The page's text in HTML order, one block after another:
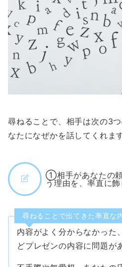
尋ねることで、相手は次の3
なたになぜかを話してくれます
①相手があなたの
う理由を、率直に
尋ねることで出てきた率直な
内容がよく分からなかった
どプレゼンの内容に問題が